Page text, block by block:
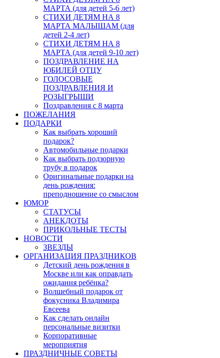
МАРТА (для детей 5-6 лет)
СТИХИ ДЕТЯМ НА 8
МАРТА МАЛЫШАМ (для
детей 2-4 лет)
СТИХИ ДЕТЯМ НА 8
МАРТА (для детей 9-10 лет)
ПОЗДРАВЛЕНИЕ НА
ЮБИЛЕЙ ОТЦУ
ГОЛОСОВЫЕ
ПОЗДРАВЛЕНИЯ И
РОЗЫГРЫШИ
Поздравления с 8 марта
ПОЖЕЛАНИЯ
ПОДАРКИ
Как выбрать хороший
подарок?
Автомобильные подарки
Как выбрать подзорную
трубу в подарок
Оригинальные подарки на
день рождения:
преподношение со смыслом
ЮМОР
СТАТУСЫ
АНЕКДОТЫ
ПРИКОЛЬНЫЕ ТЕСТЫ
НОВОСТИ
ЗВЕЗДЫ
ОРГАНИЗАЦИЯ ПРАЗДНИКОВ
Детский день рождения в
Москве или как оправдать
ожидания ребёнка?
Волшебный подарок от
фокусника Владимира
Евсеева
Как сделать онлайн
персональные визитки
Корпоративные
мероприятия
ПРАЗДНИЧНЫЕ СОВЕТЫ